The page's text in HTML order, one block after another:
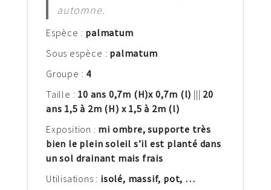
automne.
Espèce : palmatum
Sous espèce : palmatum
Groupe : 4
Taille : 10 ans 0,7m (H)x 0,7m (l) ||| 20
ans 1,5 à 2m (H) x 1,5 à 2m (l)
Exposition : mi ombre, supporte très
bien le plein soleil s’il est planté dans
un sol drainant mais frais
Utilisations : isolé, massif, pot, …